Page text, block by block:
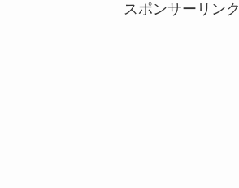
スポンサーリンク